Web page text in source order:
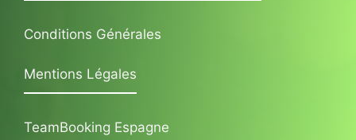
Conditions Générales
Mentions Légales
TeamBooking Espagne